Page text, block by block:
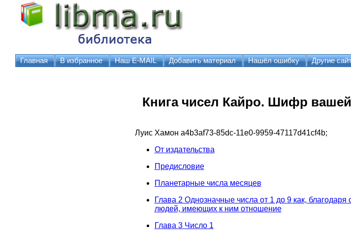
Главная В избранное Наш E-MAIL Добавить материал Нашёл ошибку Другие
Книга чисел Кайро. Шифр
Луис Хамон a4b3af73-85dc-11e0-9959-47117d41cf4b;
От издательства
Предисловие
Планетарные числа месяцев
Глава 2 Однозначные числа от 1 до 9 как,
людей, имеющих к ним отношение
Глава 3 Число 1